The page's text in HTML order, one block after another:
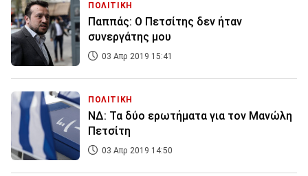
ΠΟΛΙΤΙΚΗ
Παππάς: Ο Πετσίτης δεν ήταν
συνεργάτης μου
03 Απρ 2019 15:41
ΠΟΛΙΤΙΚΗ
ΝΔ: Τα δύο ερωτήματα για τον Μανώλη
Πετσίτη
03 Απρ 2019 14:50